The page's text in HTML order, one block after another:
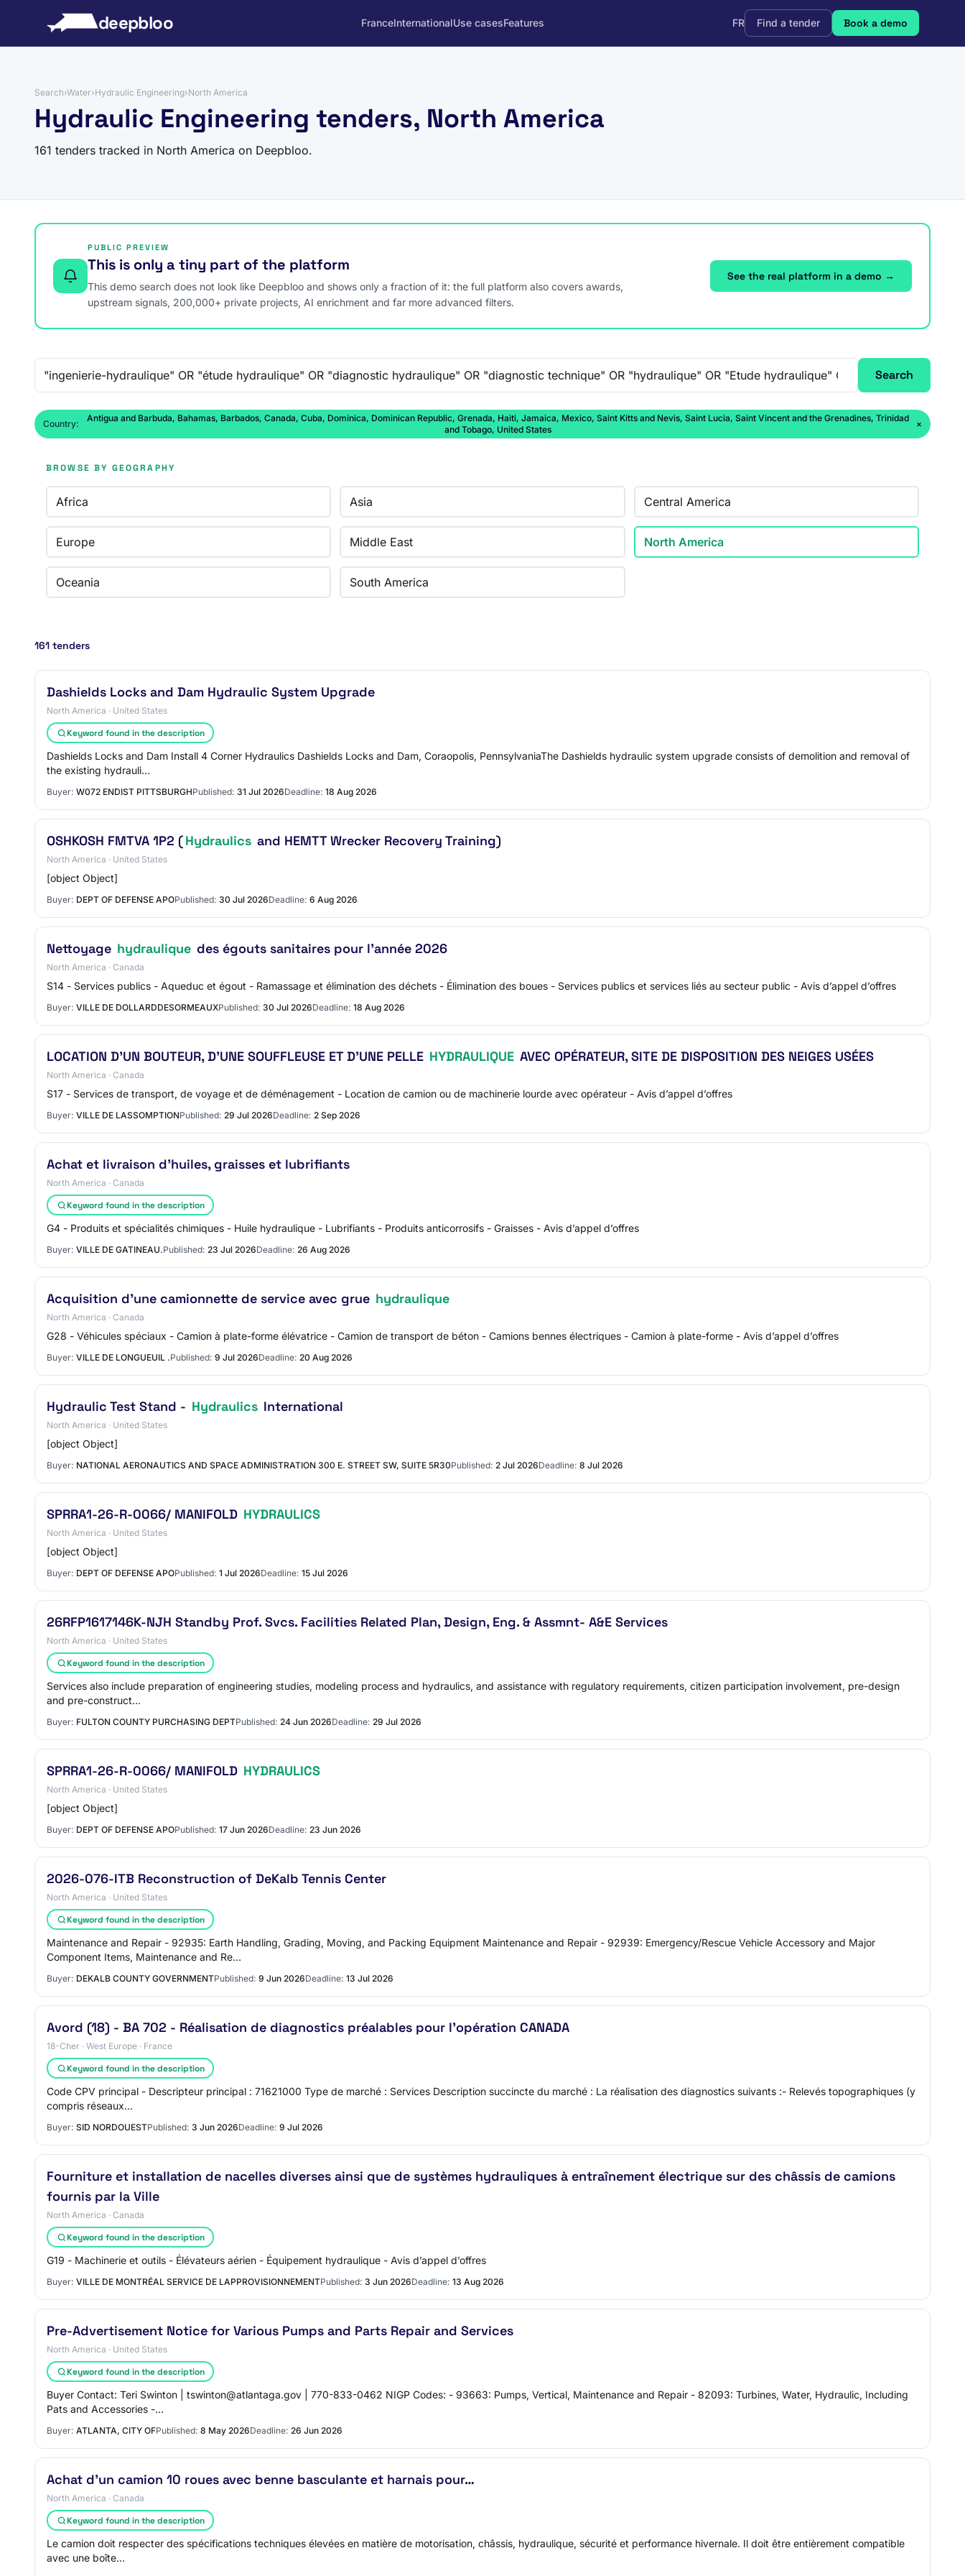
deepbloo FranceInternationalUse casesFeatures FR Find a tender Book a demo
Search›Water›Hydraulic Engineering›North America
Hydraulic Engineering tenders, North America
161 tenders tracked in North America on Deepbloo.
PUBLIC PREVIEW
This is only a tiny part of the platform
This demo search does not look like Deepbloo and shows only a fraction of it: the full platform also covers awards,
upstream signals, 200,000+ private projects, AI enrichment and far more advanced filters.
See the real platform in a demo →
Search
Country:
Antigua and Barbuda, Bahamas, Barbados, Canada, Cuba, Dominica, Dominican Republic, Grenada, Haiti, Jamaica, Mexico, Saint Kitts and Nevis, Saint Lucia, Saint Vincent and the Grenadines, Trinidad
and Tobago, United States
×
BROWSE BY GEOGRAPHY
Africa Asia Central America
Europe Middle East North America
Oceania South America
161 tenders
Dashields Locks and Dam Hydraulic System Upgrade
North America · United States
Keyword found in the description
Dashields Locks and Dam Install 4 Corner Hydraulics Dashields Locks and Dam, Coraopolis, PennsylvaniaThe Dashields hydraulic system upgrade consists of demolition and removal of
the existing hydrauli…
Buyer: W072 ENDIST PITTSBURGHPublished: 31 Jul 2026Deadline: 18 Aug 2026
OSHKOSH FMTVA 1P2 (Hydraulics and HEMTT Wrecker Recovery Training)
North America · United States
[object Object]
Buyer: DEPT OF DEFENSE APOPublished: 30 Jul 2026Deadline: 6 Aug 2026
Nettoyage hydraulique des égouts sanitaires pour l’année 2026
North America · Canada
S14 - Services publics - Aqueduc et égout - Ramassage et élimination des déchets - Élimination des boues - Services publics et services liés au secteur public - Avis d’appel d’offres
Buyer: VILLE DE DOLLARDDESORMEAUXPublished: 30 Jul 2026Deadline: 18 Aug 2026
LOCATION D’UN BOUTEUR, D’UNE SOUFFLEUSE ET D’UNE PELLE HYDRAULIQUE AVEC OPÉRATEUR, SITE DE DISPOSITION DES NEIGES USÉES
North America · Canada
S17 - Services de transport, de voyage et de déménagement - Location de camion ou de machinerie lourde avec opérateur - Avis d’appel d’offres
Buyer: VILLE DE LASSOMPTIONPublished: 29 Jul 2026Deadline: 2 Sep 2026
Achat et livraison d’huiles, graisses et lubrifiants
North America · Canada
Keyword found in the description
G4 - Produits et spécialités chimiques - Huile hydraulique - Lubrifiants - Produits anticorrosifs - Graisses - Avis d’appel d’offres
Buyer: VILLE DE GATINEAU.Published: 23 Jul 2026Deadline: 26 Aug 2026
Acquisition d’une camionnette de service avec grue hydraulique
North America · Canada
G28 - Véhicules spéciaux - Camion à plate-forme élévatrice - Camion de transport de béton - Camions bennes électriques - Camion à plate-forme - Avis d’appel d’offres
Buyer: VILLE DE LONGUEUIL .Published: 9 Jul 2026Deadline: 20 Aug 2026
Hydraulic Test Stand - Hydraulics International
North America · United States
[object Object]
Buyer: NATIONAL AERONAUTICS AND SPACE ADMINISTRATION 300 E. STREET SW, SUITE 5R30Published: 2 Jul 2026Deadline: 8 Jul 2026
SPRRA1-26-R-0066/ MANIFOLD HYDRAULICS
North America · United States
[object Object]
Buyer: DEPT OF DEFENSE APOPublished: 1 Jul 2026Deadline: 15 Jul 2026
26RFP1617146K-NJH Standby Prof. Svcs. Facilities Related Plan, Design, Eng. & Assmnt- A&E Services
North America · United States
Keyword found in the description
Services also include preparation of engineering studies, modeling process and hydraulics, and assistance with regulatory requirements, citizen participation involvement, pre-design
and pre-construct…
Buyer: FULTON COUNTY PURCHASING DEPTPublished: 24 Jun 2026Deadline: 29 Jul 2026
SPRRA1-26-R-0066/ MANIFOLD HYDRAULICS
North America · United States
[object Object]
Buyer: DEPT OF DEFENSE APOPublished: 17 Jun 2026Deadline: 23 Jun 2026
2026-076-ITB Reconstruction of DeKalb Tennis Center
North America · United States
Keyword found in the description
Maintenance and Repair - 92935: Earth Handling, Grading, Moving, and Packing Equipment Maintenance and Repair - 92939: Emergency/Rescue Vehicle Accessory and Major
Component Items, Maintenance and Re…
Buyer: DEKALB COUNTY GOVERNMENTPublished: 9 Jun 2026Deadline: 13 Jul 2026
Avord (18) - BA 702 - Réalisation de diagnostics préalables pour l'opération CANADA
18-Cher · West Europe · France
Keyword found in the description
Code CPV principal - Descripteur principal : 71621000 Type de marché : Services Description succincte du marché : La réalisation des diagnostics suivants :- Relevés topographiques (y
compris réseaux…
Buyer: SID NORDOUESTPublished: 3 Jun 2026Deadline: 9 Jul 2026
Fourniture et installation de nacelles diverses ainsi que de systèmes hydrauliques à entraînement électrique sur des châssis de camions
fournis par la Ville
North America · Canada
Keyword found in the description
G19 - Machinerie et outils - Élévateurs aérien - Équipement hydraulique - Avis d’appel d’offres
Buyer: VILLE DE MONTRÉAL SERVICE DE LAPPROVISIONNEMENTPublished: 3 Jun 2026Deadline: 13 Aug 2026
Pre-Advertisement Notice for Various Pumps and Parts Repair and Services
North America · United States
Keyword found in the description
Buyer Contact: Teri Swinton | tswinton@atlantaga.gov | 770-833-0462 NIGP Codes: - 93663: Pumps, Vertical, Maintenance and Repair - 82093: Turbines, Water, Hydraulic, Including
Pats and Accessories -…
Buyer: ATLANTA, CITY OFPublished: 8 May 2026Deadline: 26 Jun 2026
Achat d'un camion 10 roues avec benne basculante et harnais pour…
North America · Canada
Keyword found in the description
Le camion doit respecter des spécifications techniques élevées en matière de motorisation, châssis, hydraulique, sécurité et performance hivernale. Il doit être entièrement compatible
avec une boîte…